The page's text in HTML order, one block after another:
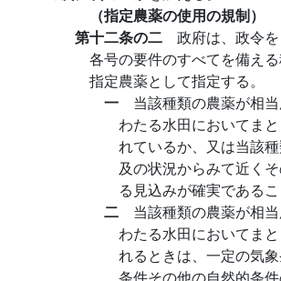
（指定農薬の使用の規制）
第十二条の二 政府は、政令
各号の要件のすべてを備え
指定農薬として指定する。
一 当該種類の農薬が相
わたる水田においてま
れているか、又は当該
及の状況からみて近く
る見込みが確実であるこ
二 当該種類の農薬が相
わたる水田においてま
れるときは、一定の気